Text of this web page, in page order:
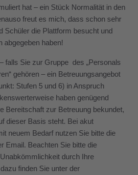
hat – ein Stück Normalität in den
freut es mich, dass schon sehr
Schüler die Plattform besucht und
abgegeben haben!
falls Sie zur Gruppe des „Personals
gehören – ein Betreuungsangebot
Stufen 5 und 6) in Anspruch
haben genügend
Bereitschaft zur Betreuung bekundet,
dieser Basis steht. Bei akut
neuem Bedarf nutzen Sie bitte die
Email. Beachten Sie bitte die
durch Ihre
finden Sie unter der